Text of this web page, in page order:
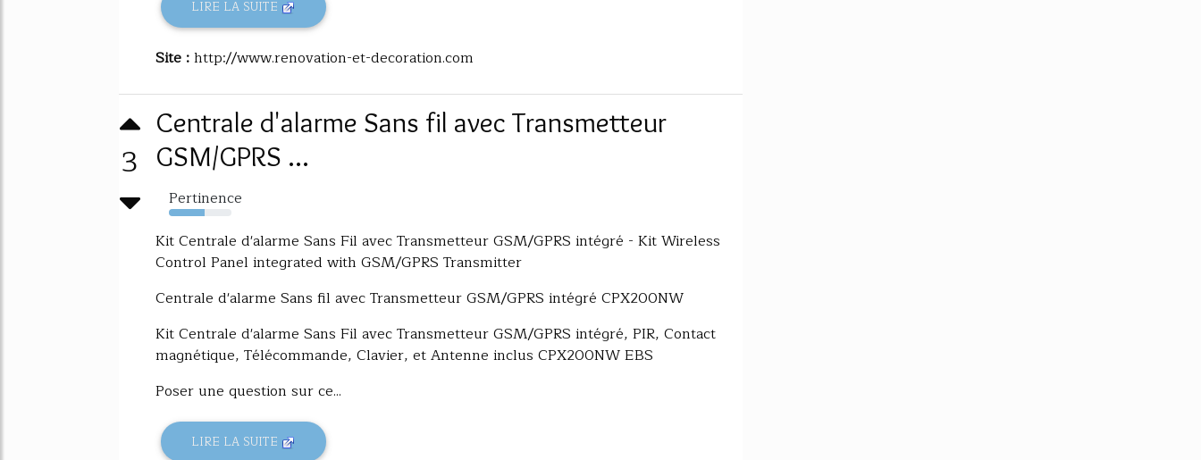
LIRE LA SUITE
Site :http://www.renovation-et-decoration.com
3
Centrale d'alarme Sans fil avec Transmetteur
GSM/GPRS ...
Pertinence
57%
Kit Centrale d'alarme Sans Fil avec Transmetteur GSM/GPRS intégré - Kit Wireless
Control Panel integrated with GSM/GPRS Transmitter
Centrale d'alarme Sans fil avec Transmetteur GSM/GPRS intégré CPX200NW
Kit Centrale d'alarme Sans Fil avec Transmetteur GSM/GPRS intégré, PIR, Contact
magnétique, Télécommande, Clavier, et Antenne inclus CPX200NW EBS
Poser une question sur ce...
LIRE LA SUITE